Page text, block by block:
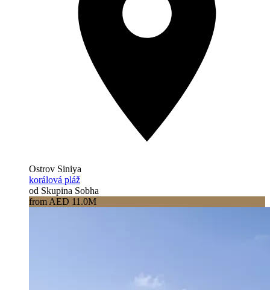
Ostrov Siniya
korálová pláž
od Skupina Sobha
from AED 11.0M